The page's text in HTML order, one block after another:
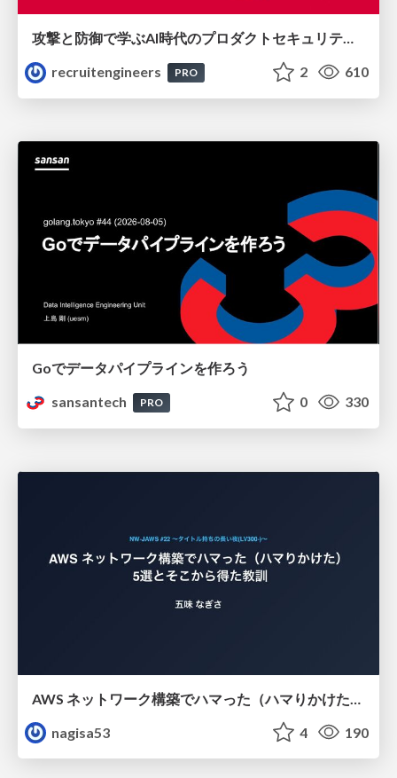
recruitengineers
PRO 2 610
Goでデータパイプラインを作ろう
sansantech
PRO 0 330
nagisa53
4 190